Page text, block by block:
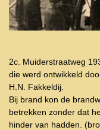
2c. Muiderstraatweg
die werd ontwikkeld
H.N. Fakkeldij.
Bij brand kon de
betrekken zonder dat
hinder van hadden.